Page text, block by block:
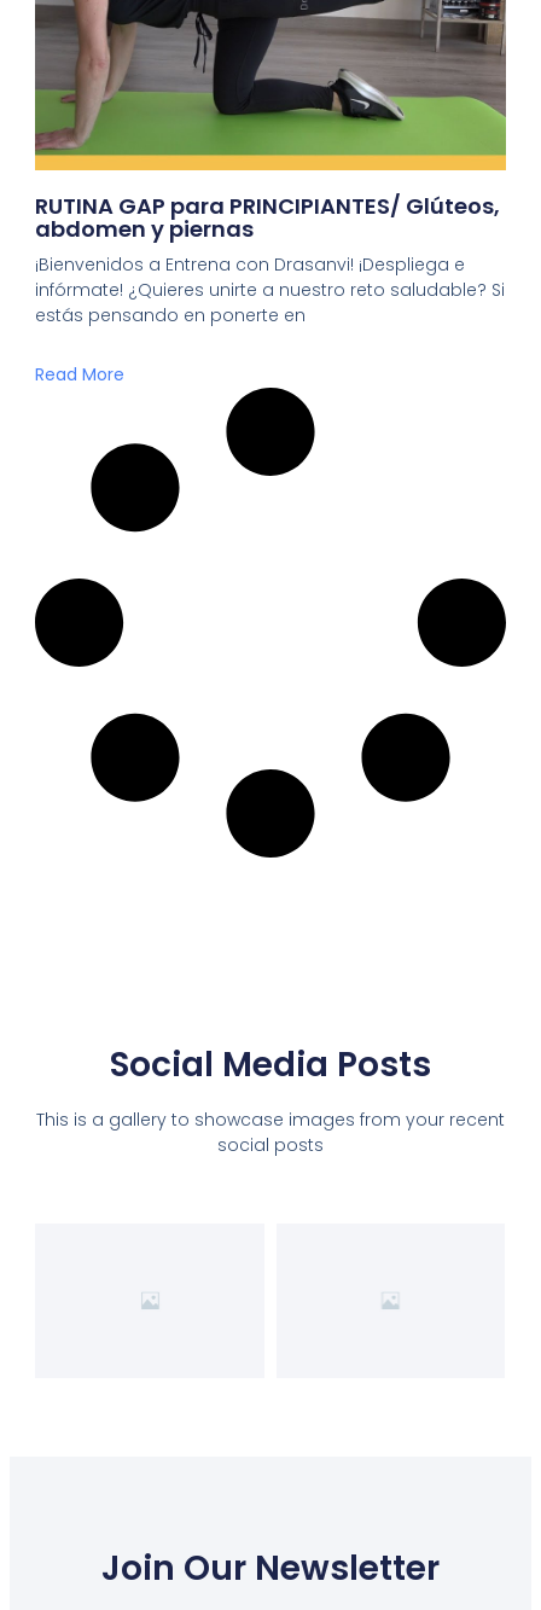
RUTINA GAP para PRINCIPIANTES/ Glúteos,
abdomen y piernas
¡Bienvenidos a Entrena con Drasanvi! ¡Despliega e
infórmate! ¿Quieres unirte a nuestro reto saludable? Si
estás pensando en ponerte en
Read More
Social Media Posts
This is a gallery to showcase images from your recent
social posts
Join Our Newsletter